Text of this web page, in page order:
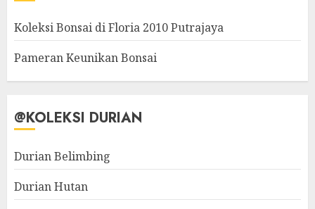
Koleksi Bonsai di Floria 2010 Putrajaya
Pameran Keunikan Bonsai
@KOLEKSI DURIAN
Durian Belimbing
Durian Hutan